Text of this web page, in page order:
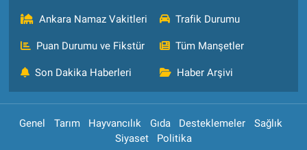
Ankara Namaz Vakitleri Trafik Durumu
Puan Durumu ve Fikstür Tüm Manşetler
Son Dakika Haberleri Haber Arşivi
Genel Tarım Hayvancılık Gıda Desteklemeler
Sağlık
Siyaset
Politika